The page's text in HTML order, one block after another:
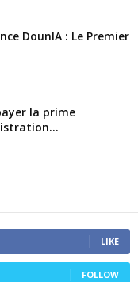
DounIA : Le Premier
la prime
LIKE
FOLLOW